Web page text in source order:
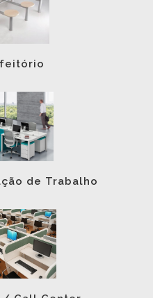
de Trabalho